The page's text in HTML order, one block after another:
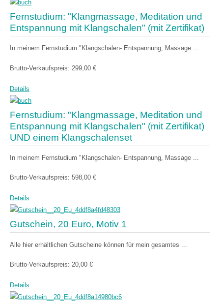
Fernstudium: "Klangmassage, Meditation und
Entspannung mit Klangschalen" (mit Zertifikat)
In meinem Fernstudium "Klangschalen- Entspannung, Massage ...
Brutto-Verkaufspreis: 299,00 €
Details
Fernstudium: "Klangmassage, Meditation und
Entspannung mit Klangschalen" (mit Zertifikat)
UND einem Klangschalenset
In meinem Fernstudium "Klangschalen- Entspannung, Massage ...
Brutto-Verkaufspreis: 598,00 €
Details
Gutschein, 20 Euro, Motiv 1
Alle hier erhältlichen Gutscheine können für mein gesamtes ...
Brutto-Verkaufspreis: 20,00 €
Details